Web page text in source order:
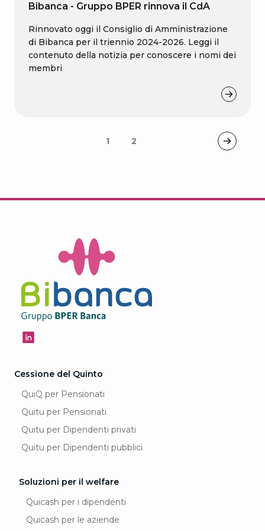
Bibanca - Gruppo BPER rinnova il CdA
Rinnovato oggi il Consiglio di Amministrazione
di Bibanca per il triennio 2024-2026. Leggi il
contenuto della notizia per conoscere i nomi dei
membri
1 2
Cessione del Quinto
QuiQ per Pensionati
Quitu per Pensionati
Quitu per Dipendenti privati
Quitu per Dipendenti pubblici
Soluzioni per il welfare
Quicash per i dipendenti
Quicash per le aziende